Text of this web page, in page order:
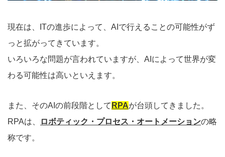
現在は、ITの進歩によって、AIで行えることの可能性がず
っと拡がってきています。
いろいろな問題が言われていますが、AIによって世界が変
わる可能性は高いといえます。
また、そのAIの前段階として RPAが台頭してきました。
RPAは、
ロボティック・プロセス・オートメーションの略
称です。